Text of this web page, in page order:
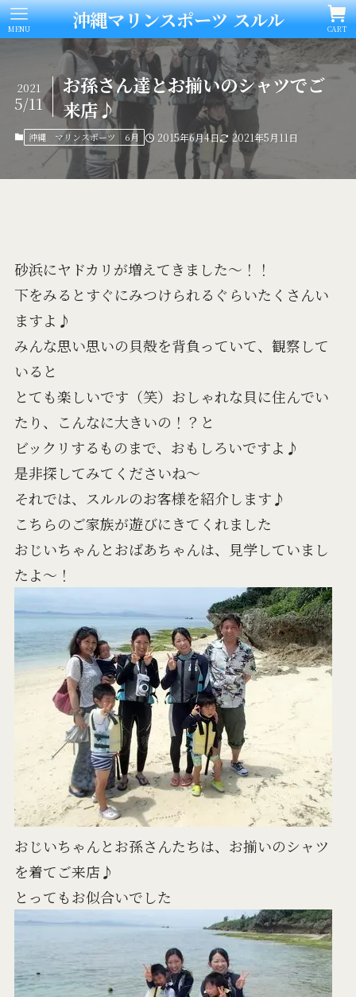
沖縄マリンスポーツ スルル CART
MENU
お孫さん達とお揃いのシャツでご
来店♪
2021
5/11
沖縄 マリンスポーツ 6月 2015年6月4日 2021年5月11日
砂浜にヤドカリが増えてきました～！！
下をみるとすぐにみつけられるぐらいたくさんい
ますよ♪
みんな思い思いの貝殻を背負っていて、観察して
いると
とても楽しいです（笑）おしゃれな貝に住んでい
たり、こんなに大きいの！？と
ビックリするものまで、おもしろいですよ♪
是非探してみてくださいね～
それでは、スルルのお客様を紹介します♪
こちらのご家族が遊びにきてくれました
おじいちゃんとおばあちゃんは、見学していまし
たよ～！
おじいちゃんとお孫さんたちは、お揃いのシャツ
を着てご来店♪
とってもお似合いでした